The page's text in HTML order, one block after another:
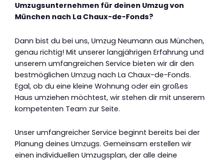
Umzugsunternehmen für deinen Umzug von
München nach La Chaux-de-Fonds?
Dann bist du bei uns, Umzug Neumann aus München,
genau richtig! Mit unserer langjährigen Erfahrung und
unserem umfangreichen Service bieten wir dir den
bestmöglichen Umzug nach La Chaux-de-Fonds.
Egal, ob du eine kleine Wohnung oder ein großes
Haus umziehen möchtest, wir stehen dir mit unserem
kompetenten Team zur Seite.
Unser umfangreicher Service beginnt bereits bei der
Planung deines Umzugs. Gemeinsam erstellen wir
einen individuellen Umzugsplan, der alle deine